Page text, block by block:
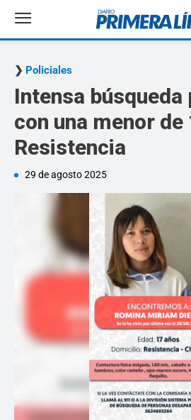
Policiales
Intensa búsqueda
con una menor de
Resistencia
29 de agosto 2025